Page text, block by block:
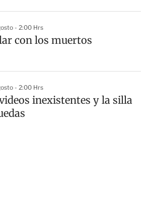
- 2:00 Hrs
con los muertos
- 2:00 Hrs
inexistentes y la silla